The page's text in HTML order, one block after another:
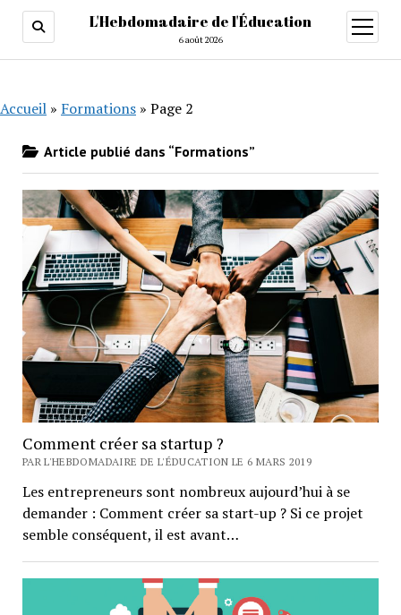
L'Hebdomadaire de l'Éducation
6 août 2026
ouvrir
menu
Accueil » Formations » Page 2
Article publié dans “Formations”
Comment créer sa startup ?
PAR L'HEBDOMADAIRE DE L'ÉDUCATION LE 6 MARS 2019
Les entrepreneurs sont nombreux aujourd’hui à se
demander : Comment créer sa start-up ? Si ce projet
semble conséquent, il est avant…